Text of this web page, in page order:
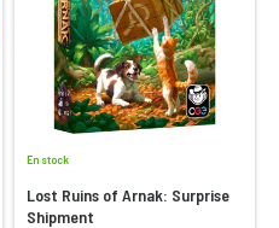
En stock
Lost Ruins of Arnak: Surprise
Shipment